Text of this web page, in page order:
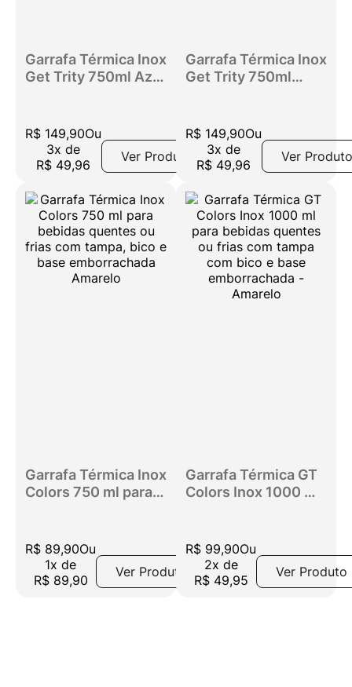
Garrafa Térmica Inox
Get Trity 750ml Azul
Frias com Tampa
Bico e Base
Emborrachada
R$ 149,90Ou
3x de
R$ 49,96
Ver Produto
Garrafa Térmica Inox
Get Trity 750ml
Frias com Tampa
Bico e Base
Emborrachada
R$ 149,90Ou
3x de
R$ 49,96
Ver Produto
Garrafa Térmica Inox
Colors 750 ml para
bico e base
emborrachada
Amarelo
R$ 89,90Ou
1x de
R$ 89,90
Ver Produto
Garrafa Térmica GT
Colors Inox 1000 ml
com tampa com bico
e base
emborrachada -
R$ 99,90Ou
2x de
R$ 49,95
Ver Produto